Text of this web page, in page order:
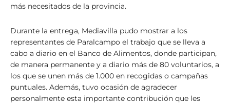
más necesitados de la provincia.
Durante la entrega, Mediavilla pudo mostrar a los
representantes de Paralcampo el trabajo que se lleva a
cabo a diario en el Banco de Alimentos, donde participan,
de manera permanente y a diario más de 80 voluntarios, a
los que se unen más de 1.000 en recogidas o campañas
puntuales. Además, tuvo ocasión de agradecer
personalmente esta importante contribución que les